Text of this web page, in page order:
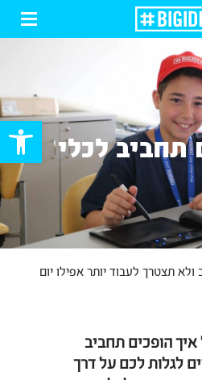
פתח
פתח
או
תחביב לכלי
תצטרך לעבוד יותר אפילו יום
הופכים תחביב
לגלות לכם על דרך